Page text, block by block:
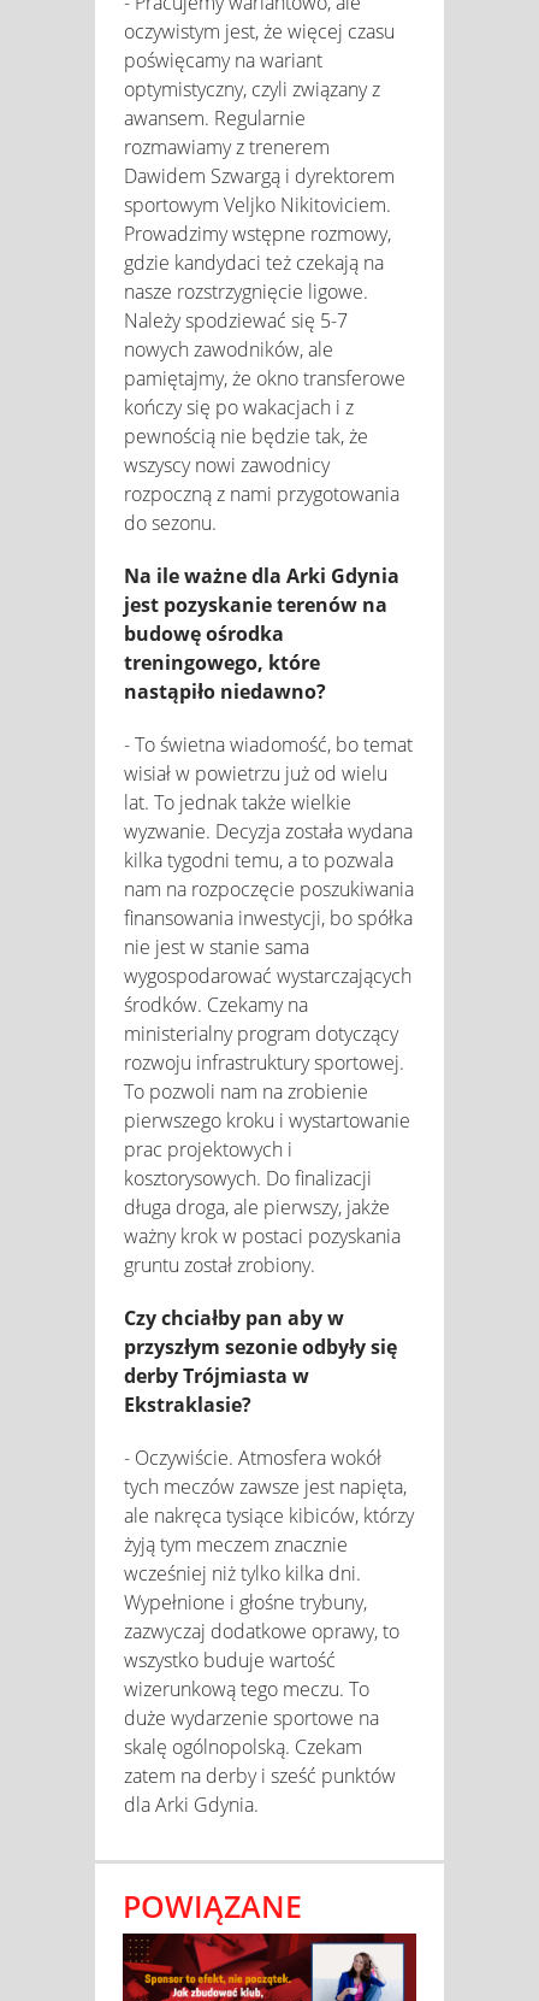
oczywistym jest, że więcej czasu
poświęcamy na wariant
optymistyczny, czyli związany z
awansem. Regularnie
rozmawiamy z trenerem
Dawidem Szwargą i dyrektorem
sportowym Veljko Nikitoviciem.
Prowadzimy wstępne rozmowy,
gdzie kandydaci też czekają na
nasze rozstrzygnięcie ligowe.
Należy spodziewać się 5-7
nowych zawodników, ale
pamiętajmy, że okno transferowe
kończy się po wakacjach i z
pewnością nie będzie tak, że
wszyscy nowi zawodnicy
rozpoczną z nami przygotowania
do sezonu.
Na ile ważne dla Arki Gdynia
jest pozyskanie terenów na
budowę ośrodka
treningowego, które
nastąpiło niedawno?
- To świetna wiadomość, bo temat
wisiał w powietrzu już od wielu
lat. To jednak także wielkie
wyzwanie. Decyzja została wydana
kilka tygodni temu, a to pozwala
nam na rozpoczęcie poszukiwania
finansowania inwestycji, bo spółka
nie jest w stanie sama
wygospodarować wystarczających
środków. Czekamy na
ministerialny program dotyczący
rozwoju infrastruktury sportowej.
To pozwoli nam na zrobienie
pierwszego kroku i wystartowanie
prac projektowych i
kosztorysowych. Do finalizacji
długa droga, ale pierwszy, jakże
ważny krok w postaci pozyskania
gruntu został zrobiony.
Czy chciałby pan aby w
przyszłym sezonie odbyły się
derby Trójmiasta w
Ekstraklasie?
- Oczywiście. Atmosfera wokół
tych meczów zawsze jest napięta,
ale nakręca tysiące kibiców, którzy
żyją tym meczem znacznie
wcześniej niż tylko kilka dni.
Wypełnione i głośne trybuny,
zazwyczaj dodatkowe oprawy, to
wszystko buduje wartość
wizerunkową tego meczu. To
duże wydarzenie sportowe na
skalę ogólnopolską. Czekam
zatem na derby i sześć punktów
dla Arki Gdynia.
POWIĄZANE